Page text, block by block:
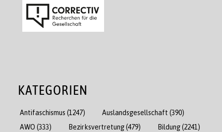
KATEGORIEN
Antifaschismus (1247) Auslandsgesellschaft (390)
AWO (333) Bezirksvertretung(479) Bildung(2241)